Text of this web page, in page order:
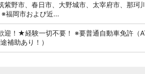
紫野市、春日市、大野城市、太宰府市、那珂
福岡市および近...
迎！★経験一切不要！ ※要普通自動車免許（
補助あり！）